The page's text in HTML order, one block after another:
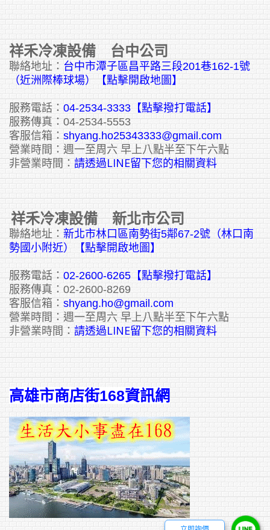
祥禾冷凍設備 台中公司
聯絡地址： 台中市潭子區昌平路三段201巷162-1號
（近洲際棒球場）【點擊開啟地圖】
服務電話： 04-2534-3333 【點擊撥打電話】
服務傳真：04-2534-5553
客服信箱： shyang.ho25343333@gmail.com
營業時間：週一至周六 早上八點半至下午六點
非營業時間： 請透過LINE留下您的相關資料
祥禾冷凍設備 新北市公司
聯絡地址： 新北市林口區南勢街5鄰67-2號（林口南
勢國小附近）【點擊開啟地圖】
服務電話： 02-2600-6265 【點擊撥打電話】
服務傳真：02-2600-8269
客服信箱： shyang.ho@gmail.com
營業時間：週一至周六 早上八點半至下午六點
非營業時間： 請透過LINE留下您的相關資料
高雄市商店街168資訊網